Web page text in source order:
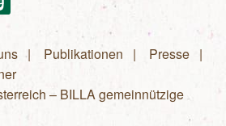
Publikationen
Presse
– BILLA gemeinnützige